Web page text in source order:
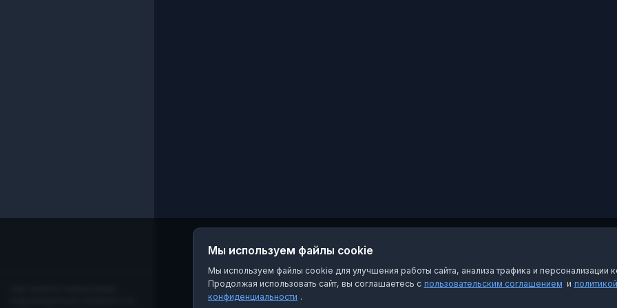
Мы используем файлы cookie
Мы используем файлы cookie для улучшения работы сайта, анализа трафика и персонализации
Продолжая использовать сайт, вы соглашаетесь с пользовательским соглашением и политикой
конфиденциальности .